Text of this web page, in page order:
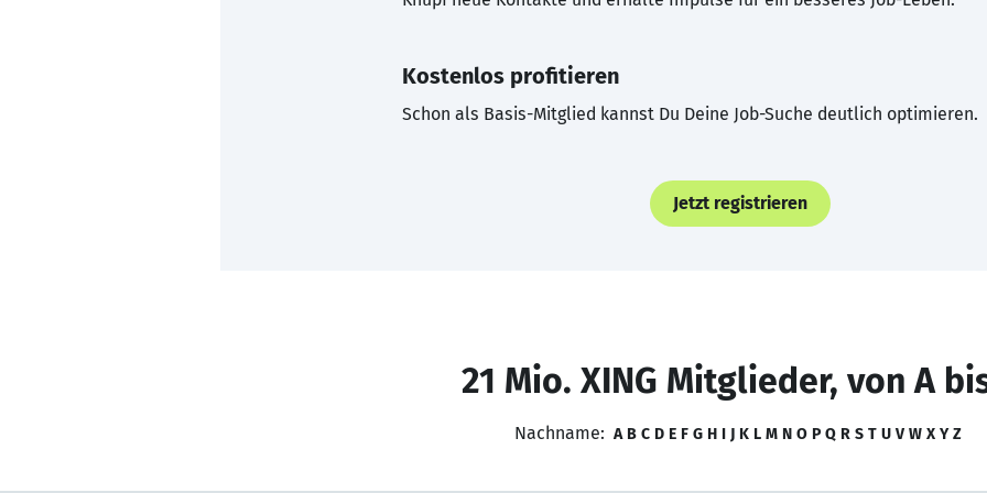
Kostenlos profitieren
Schon als Basis-Mitglied kannst Du Deine Job-Suche deutlich optimieren.
Jetzt registrieren
21 Mio. XING Mitglieder, von A
Nachname: A B C D E F G H I J K L M N O P Q R S T U V W X Y Z